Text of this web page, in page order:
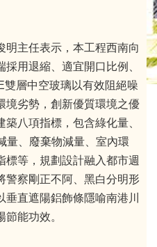
明主任表示，本工程西南向
用退縮、適宜開口比例、
層中空玻璃以有效阻絕噪
境劣勢，創新優質環境之優
八項指標，包含綠化量、
量、廢棄物減量、室內環
標等，規劃設計融入都市週
警察剛正不阿、黑白分明形
直遮陽鋁飾條隱喻南港川
能功效。